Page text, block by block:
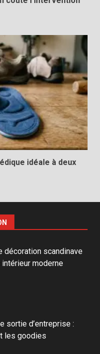
idéale à deux
décoration scandinave
moderne
sortie d’entreprise :
les goodies